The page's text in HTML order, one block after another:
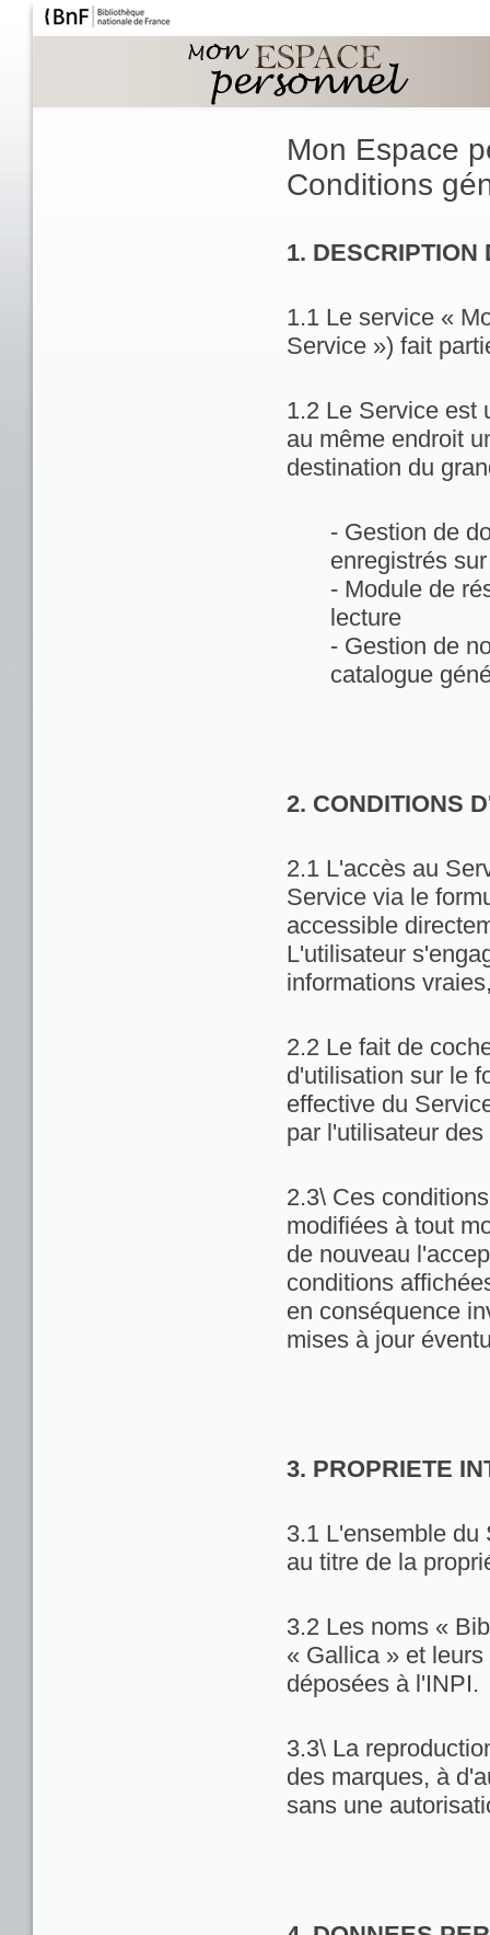
Mon Espace
Conditions
1. DESCRIPTION
1.1 Le service «
Service ») fait
1.2 Le Service est
au même endroit
destination du
- Gestion de
enregistrés
- Module de
lecture
- Gestion de
catalogue
2. CONDITIONS
2.1 L'accès au
Service via le
accessible
L'utilisateur
informations
2.2 Le fait de
d'utilisation sur le
effective du
par l'utilisateur
2.3\ Ces
modifiées à tout
de nouveau
conditions
en conséquence
mises à jour
3. PROPRIETE
3.1 L'ensemble du
au titre de la
3.2 Les noms «
« Gallica » et
déposées à l'INPI.
3.3\ La
des marques, à
sans une